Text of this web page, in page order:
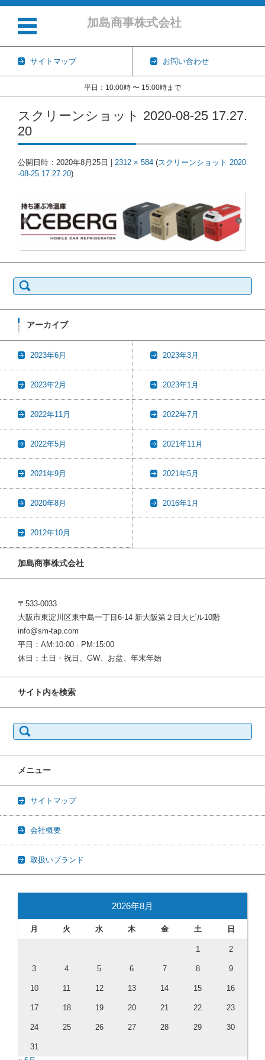
加島商事株式会社
サイトマップ お問い合わせ
平日：10:00時 〜 15:00時まで
コンテンツに移動
スクリーンショット 2020-08-25 17.27.
20
公開日時： 2020年8月25日 2312 × 584 (スクリーンショット 2020
-08-25 17.27.20)
索:
アーカイブ
2023年6月 2023年3月
2023年2月 2023年1月
2022年11月 2022年7月
2022年5月 2021年11月
2021年9月 2021年5月
2020年8月 2016年1月
2012年10月
加島商事株式会社
〒533-0033
大阪市東淀川区東中島一丁目6-14 新大阪第２日大ビル10階
info@sm-tap.com
平日：AM:10:00 - PM:15:00
休日：土日・祝日、GW、お盆、年末年始
サイト内を検索
索:
メニュー
サイトマップ
会社概要
取扱いブランド
2026年8月
月 火 水 木 金 土 日
1 2
3 4 5 6 7 8 9
10 11 12 13 14 15 16
17 18 19 20 21 22 23
24 25 26 27 28 29 30
31